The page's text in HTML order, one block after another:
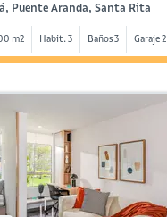
Puente Aranda, Santa Rita
m2 Habit. 3 Baños 3 Garaje 2